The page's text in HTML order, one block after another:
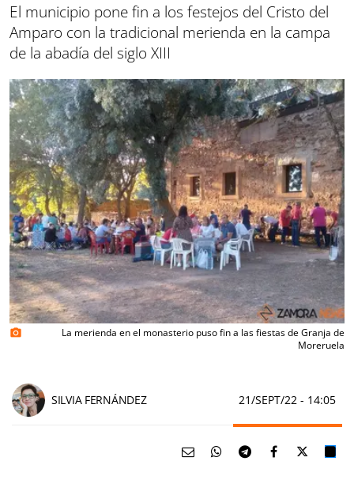
El municipio pone fin a los festejos del Cristo del
Amparo con la tradicional merienda en la campa
de la abadía del siglo XIII
photo_camera
La merienda en el monasterio puso fin a las fiestas de Granja de
Moreruela
SILVIA FERNÁNDEZ 21/SEPT/22 - 14:05